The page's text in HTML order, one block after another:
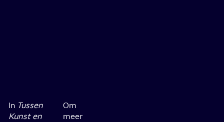
In Tussen
Kunst en
Om
meer